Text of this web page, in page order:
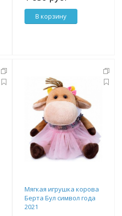
В корзину
Мягкая игрушка корова
Берта Бул символ года
2021